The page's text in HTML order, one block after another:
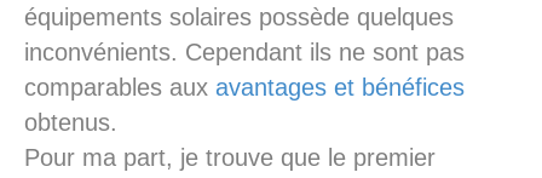
équipements solaires possède quelques
inconvénients. Cependant ils ne sont pas
comparables aux avantages et bénéfices
obtenus.
Pour ma part, je trouve que le premier